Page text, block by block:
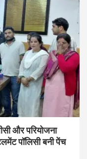
और परियोजना
पॉलिसी बनी पेंच